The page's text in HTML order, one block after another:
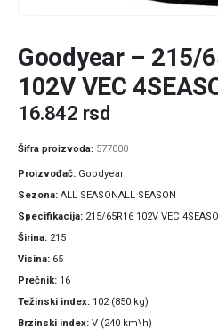
Goodyear – 215/
102V VEC
16.842 rsd
Šifra proizvoda: 577000
Proizvođač Goodyear
Sezona ALL SEASONALL SEASON
Specifikacija 215/65R16 102V VEC
Širina 215
Visina 65
Prečnik 16
Težinski index 102 (850 kg)
Brzinski index V (240 km\h)